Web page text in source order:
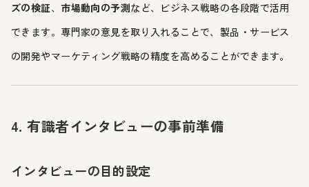
ズの検証、 市場動向の予測など、ビジネス戦略の各段階で活用
できます。専門家の意見を取り入れることで、製品・サービス
の開発やマーケティング戦略の精度を高めることができます。
4. 有識者インタビューの事前準備
インタビューの目的設定